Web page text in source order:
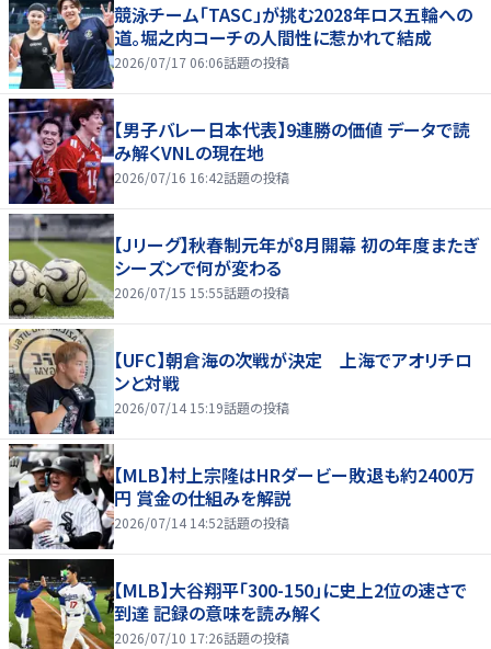
競泳チーム「TASC」が挑む2028年ロス五輪への
道。堀之内コーチの人間性に惹かれて結成
2026/07/17 06:06話題の投稿
【男子バレー日本代表】9連勝の価値 データで読
み解くVNLの現在地
2026/07/16 16:42話題の投稿
【Jリーグ】秋春制元年が8月開幕 初の年度またぎ
シーズンで何が変わる
2026/07/15 15:55話題の投稿
【UFC】朝倉海の次戦が決定 上海でアオリチロ
ンと対戦
2026/07/14 15:19話題の投稿
【MLB】村上宗隆はHRダービー敗退も約2400万
円 賞金の仕組みを解説
2026/07/14 14:52話題の投稿
【MLB】大谷翔平「300-150」に史上2位の速さで
到達 記録の意味を読み解く
2026/07/10 17:26話題の投稿